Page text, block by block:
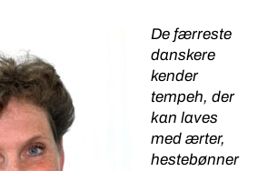
De færreste
danskere
kender
tempeh, der
kan laves
med ærter,
hestebønner